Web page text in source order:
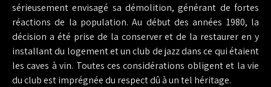
sérieusement envisagé sa démolition, générant de fortes
réactions de la population. Au début des années 1980, la
décision a été prise de la conserver et de la restaurer en y
installant du logement et un club de jazz dans ce qui étaient
les caves à vin. Toutes ces considérations obligent et la vie
du club est imprégnée du respect dû à un tel héritage.